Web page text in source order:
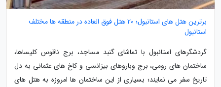
برترین هتل های استانبول؛ 20 هتل فوق العاده در منطقه ها مختلف
استانبول
گردشگرهای استانبول با تماشای گنبد مساجد، برج ناقوس کلیساها،
ساختمان های رومی، برج وباروهای بیزانسی و کاخ های عثمانی به دل
تاریخ سفر می نمایند؛ بسیاری از این ساختمان ها امروزه به هتل های